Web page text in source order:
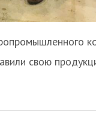
свою